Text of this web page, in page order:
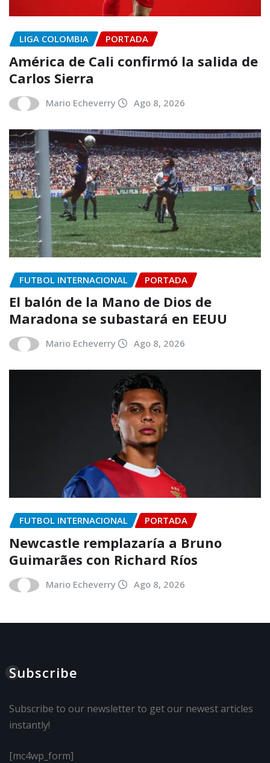
LIGA COLOMBIA PORTADA
América de Cali confirmó la salida de
Carlos Sierra
Mario Echeverry Ago 8, 2026
FUTBOL INTERNACIONAL PORTADA
El balón de la Mano de Dios de
Maradona se subastará en EEUU
Mario Echeverry Ago 8, 2026
FUTBOL INTERNACIONAL PORTADA
Newcastle remplazaría a Bruno
Guimarães con Richard Ríos
Mario Echeverry Ago 8, 2026
Subscribe
Subscribe to our newsletter to get our newest articles
instantly!
[mc4wp_form]